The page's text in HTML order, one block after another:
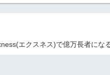
エクスネス)で億万長者にな